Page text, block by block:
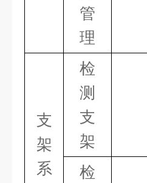
管
理
支
架
系
检
测
支
架
检